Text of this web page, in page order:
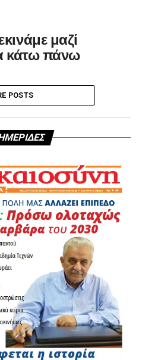
μαζί
κάτω πάνω
POSTS